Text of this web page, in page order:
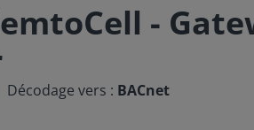
-
| Décodage vers : BACnet